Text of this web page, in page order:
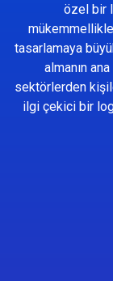
özel bir
tasarlamaya
almanın
sektörlerden
ilgi çekici bir